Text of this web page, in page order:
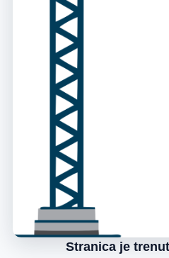
Stranica je